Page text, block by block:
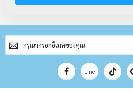
สมัคร
สมาชิก
จดหมาย
Line